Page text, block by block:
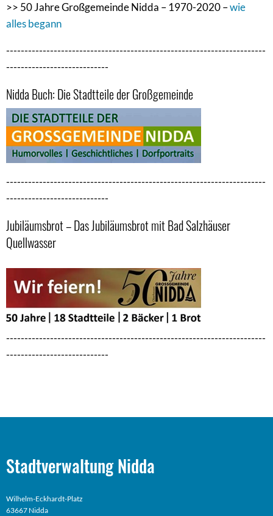
>> 50 Jahre Großgemeinde Nidda – 1970-2020 –wie
alles begann
-----------------------------------------------------------------------
----------------------------
Nidda Buch: Die Stadtteile der Großgemeinde
-----------------------------------------------------------------------
----------------------------
Jubiläumsbrot – Das Jubiläumsbrot mit Bad Salzhäuser
Quellwasser
-----------------------------------------------------------------------
----------------------------
Stadtverwaltung Nidda
Wilhelm-Eckhardt-Platz
63667 Nidda